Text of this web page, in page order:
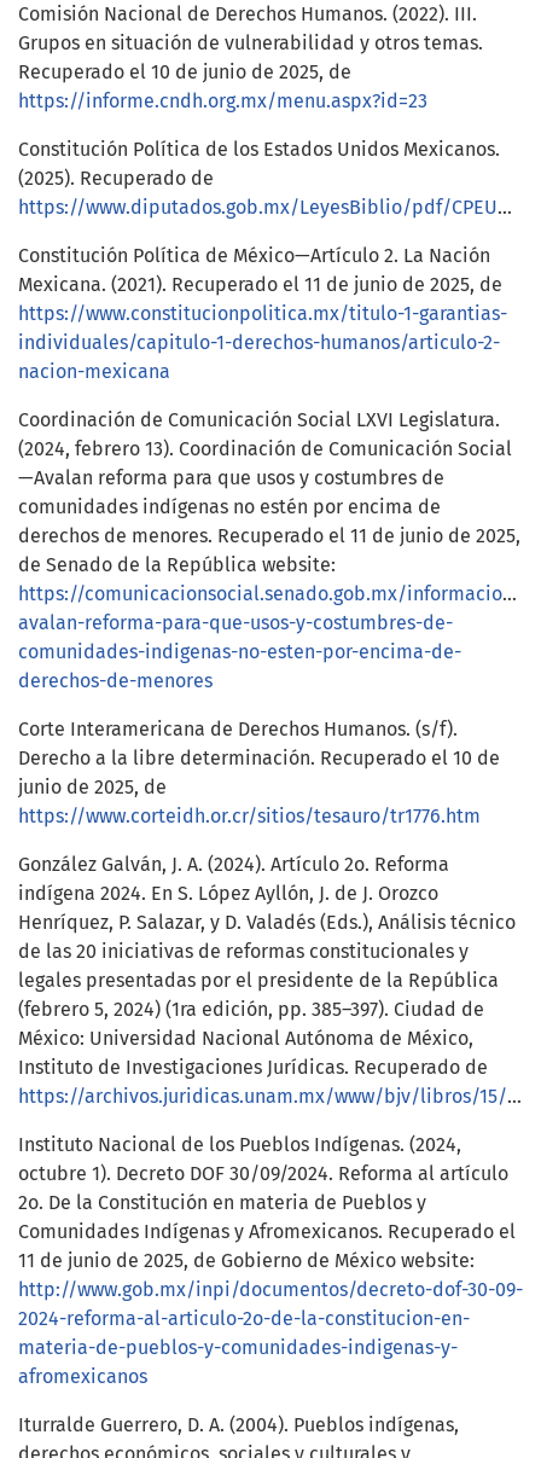
Comisión Nacional de Derechos Humanos. (2022). III.
Grupos en situación de vulnerabilidad y otros temas.
Recuperado el 10 de junio de 2025, de
https://informe.cndh.org.mx/menu.aspx?id=23
Constitución Política de los Estados Unidos Mexicanos.
(2025). Recuperado de
https://www.diputados.gob.mx/LeyesBiblio/pdf/CPEUM.pdf
Constitución Política de México—Artículo 2. La Nación
Mexicana. (2021). Recuperado el 11 de junio de 2025, de
https://www.constitucionpolitica.mx/titulo-1-garantias-
individuales/capitulo-1-derechos-humanos/articulo-2-
nacion-mexicana
Coordinación de Comunicación Social LXVI Legislatura.
(2024, febrero 13). Coordinación de Comunicación Social
—Avalan reforma para que usos y costumbres de
comunidades indígenas no estén por encima de
derechos de menores. Recuperado el 11 de junio de 2025,
de Senado de la República website:
https://comunicacionsocial.senado.gob.mx/informacion/
avalan-reforma-para-que-usos-y-costumbres-de-
comunidades-indigenas-no-esten-por-encima-de-
derechos-de-menores
Corte Interamericana de Derechos Humanos. (s/f).
Derecho a la libre determinación. Recuperado el 10 de
junio de 2025, de
https://www.corteidh.or.cr/sitios/tesauro/tr1776.htm
González Galván, J. A. (2024). Artículo 2o. Reforma
indígena 2024. En S. López Ayllón, J. de J. Orozco
Henríquez, P. Salazar, y D. Valadés (Eds.), Análisis técnico
de las 20 iniciativas de reformas constitucionales y
legales presentadas por el presidente de la República
(febrero 5, 2024) (1ra edición, pp. 385–397). Ciudad de
México: Universidad Nacional Autónoma de México,
Instituto de Investigaciones Jurídicas. Recuperado de
https://archivos.juridicas.unam.mx/www/bjv/libros/15/7483/28.pdf
Instituto Nacional de los Pueblos Indígenas. (2024,
octubre 1). Decreto DOF 30/09/2024. Reforma al artículo
2o. De la Constitución en materia de Pueblos y
Comunidades Indígenas y Afromexicanos. Recuperado el
11 de junio de 2025, de Gobierno de México website:
http://www.gob.mx/inpi/documentos/decreto-dof-30-09-
2024-reforma-al-articulo-2o-de-la-constitucion-en-
materia-de-pueblos-y-comunidades-indigenas-y-
afromexicanos
Iturralde Guerrero, D. A. (2004). Pueblos indígenas,
derechos económicos, sociales y culturales y